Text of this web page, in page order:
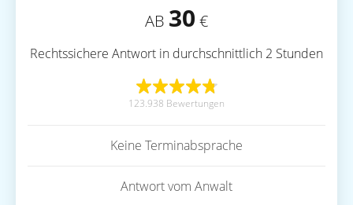
AB 30 €
Rechtssichere Antwort in durchschnittlich 2 Stunden
123.938 Bewertungen
Keine Terminabsprache
Antwort vom Anwalt